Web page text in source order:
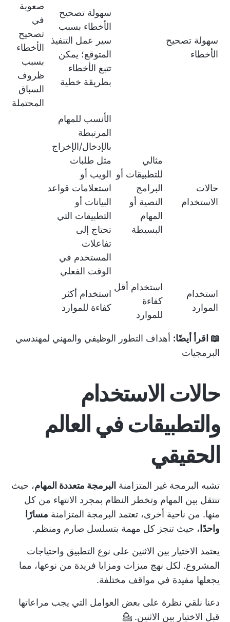
سهولة تصحيح
الأخطاء
سهولة تصحيح
الأخطاء بسبب
سير عمل التنفيذ
المتوقع؛ يمكن
تتبع الأخطاء
بطريقة خطية
صعوبة
في
تصحيح
الأخطاء
بسبب
ظروف
السباق
المحتملة
حالات
الاستخدام
مثالي
للتطبيقات أو
البرامج
النصية أو
المهام
البسيطة
الأنسب للمهام
المرتبطة
بالإدخال/الإخراج
مثل طلبات
الويب أو
استعلامات قواعد
البيانات أو
التطبيقات التي
تحتاج إلى
تفاعلات
المستخدم في
الوقت الفعلي
استخدام
الموارد
استخدام أقل
كفاءة
للموارد
استخدام أكثر
كفاءة للموارد
📖 اقرأ أيضًا: أهداف التطور الوظيفي والمهني لمهندسي
البرمجيات
حالات الاستخدام
والتطبيقات في العالم
الحقيقي
تشبه البرمجة غير المتزامنة البرمجة متعددة المهام، حيث
تنتقل بين المهام وتخطر النظام بمجرد الانتهاء من كل
منها. من ناحية أخرى، تعتمد البرمجة المتزامنة مسارًا
واحدًا ، حيث تنجز كل مهمة بتسلسل صارم ومنظم.
يعتمد الاختيار بين الاثنين على نوع التطبيق واحتياجات
المشروع. لكل نهج ميزات ومزايا فريدة من نوعها، مما
يجعلها مفيدة في مواقف مختلفة.
دعنا نلقي نظرة على بعض العوامل التي يجب مراعاتها
قبل الاختيار بين الاثنين. 💁